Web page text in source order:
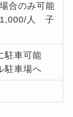
合のみ可能
人 子
駐車可能
駐車場へ